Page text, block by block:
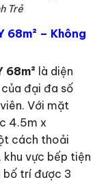
Trẻ
68m² – Không
68m² là diện
của đại đa số
Với mặt
4.5m x
cách thoải
khu vực bếp tiện
bố trí được 3